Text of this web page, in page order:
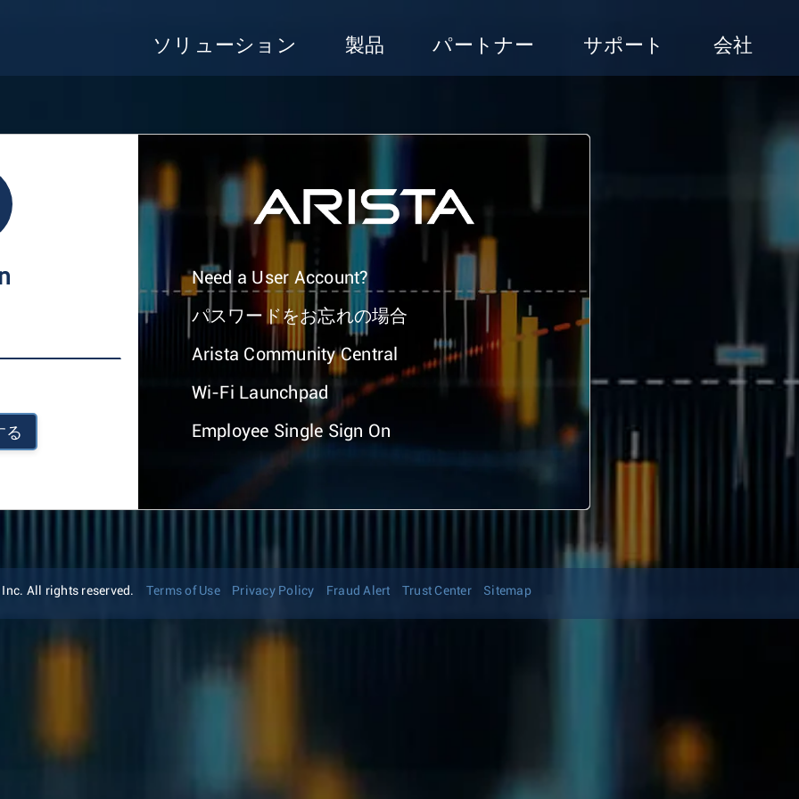
ソリューション 製品 パートナー サポート 会社
る
Need a User Account?
パスワードをお忘れの場合
Arista Community Central
Wi-Fi Launchpad
Employee Single Sign On
All rights reserved. Terms of Use Privacy Policy Fraud Alert Trust Center Sitemap